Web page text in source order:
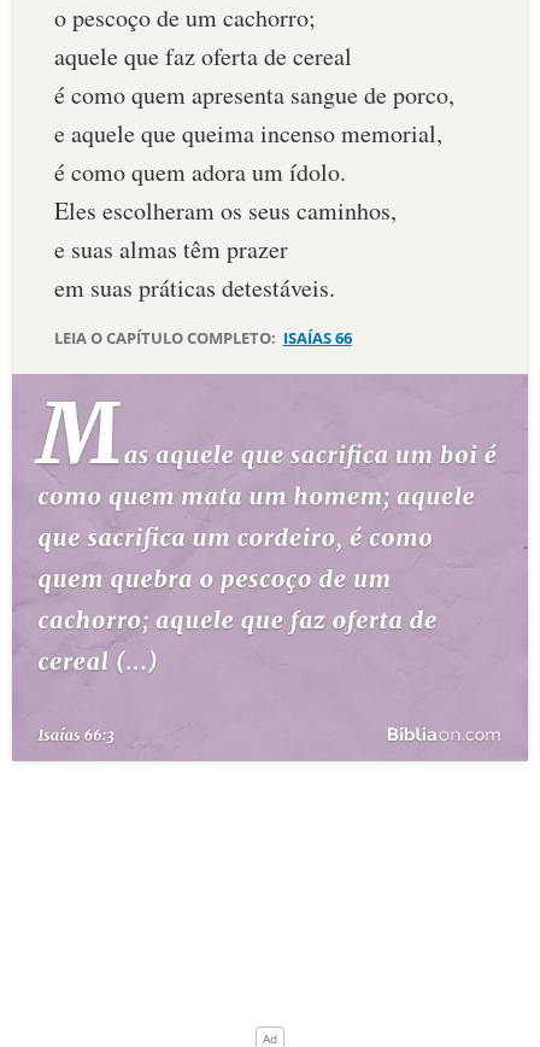
DEVOCIONAL DIÁRIO
10 MANDAMENTOS
ESTUDOS BÍBLICOS
ESBOÇOS DE PREGAÇÃO
PERGUNTE À BÍBLIA IA
TERMO BÍBLICO
QUEM SOMOS
LOJA BÍBLIAON
o pescoço de um cachorro;
aquele que faz oferta de cereal
é como quem apresenta sangue de porco,
e aquele que queima incenso memorial,
é como quem adora um ídolo.
Eles escolheram os seus caminhos,
e suas almas têm prazer
em suas práticas detestáveis.
LEIA O CAPÍTULO COMPLETO: ISAÍAS 66